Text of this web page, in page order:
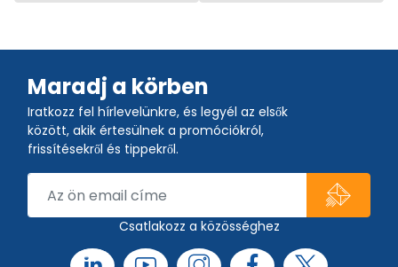
Maradj a körben
Iratkozz fel hírlevelünkre, és legyél az elsők
között, akik értesülnek a promóciókról,
frissítésekről és tippekről.
Csatlakozz a közösséghez